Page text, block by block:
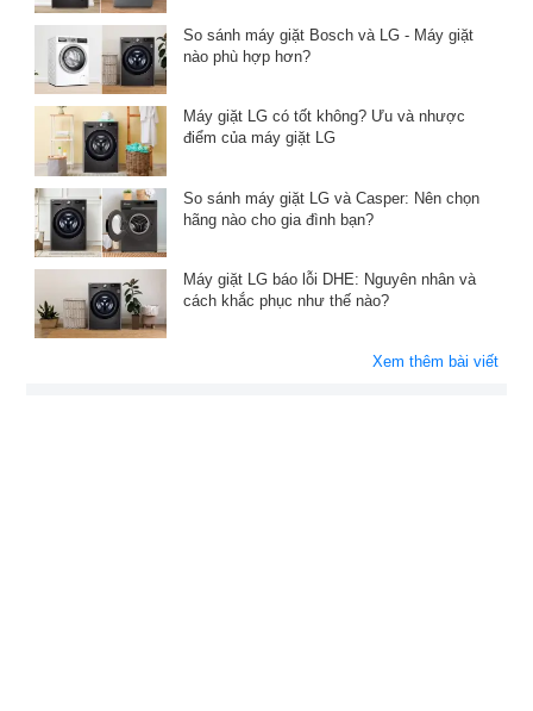
So sánh máy giặt Bosch và LG - Máy giặt
nào phù hợp hơn?
Máy giặt LG có tốt không? Ưu và nhược
điểm của máy giặt LG
So sánh máy giặt LG và Casper: Nên chọn
hãng nào cho gia đình bạn?
Máy giặt LG báo lỗi DHE: Nguyên nhân và
cách khắc phục như thế nào?
Xem thêm bài viết